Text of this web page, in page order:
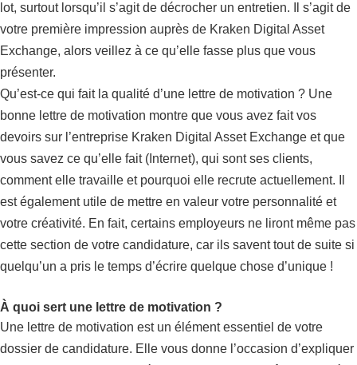
lot, surtout lorsqu’il s’agit de décrocher un entretien. Il s’agit de
votre première impression auprès de Kraken Digital Asset
Exchange, alors veillez à ce qu’elle fasse plus que vous
présenter.
Qu’est-ce qui fait la qualité d’une lettre de motivation ? Une
bonne lettre de motivation montre que vous avez fait vos
devoirs sur l’entreprise Kraken Digital Asset Exchange et que
vous savez ce qu’elle fait (Internet), qui sont ses clients,
comment elle travaille et pourquoi elle recrute actuellement. Il
est également utile de mettre en valeur votre personnalité et
votre créativité. En fait, certains employeurs ne liront même pas
cette section de votre candidature, car ils savent tout de suite si
quelqu’un a pris le temps d’écrire quelque chose d’unique !
À quoi sert une lettre de motivation ?
Une lettre de motivation est un élément essentiel de votre
dossier de candidature. Elle vous donne l’occasion d’expliquer